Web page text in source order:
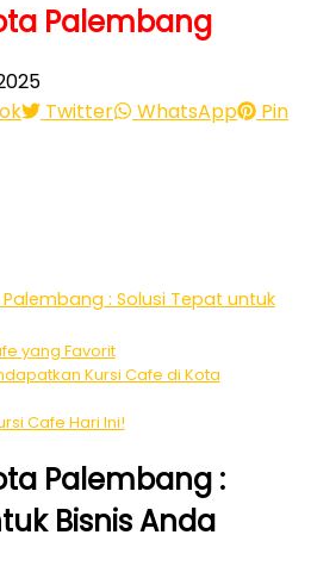
Palembang
Twitter WhatsApp
Pin
: Solusi Tepat untuk
yang Favorit
Kursi Cafe di Kota
Cafe Hari Ini!
Palembang :
Bisnis Anda